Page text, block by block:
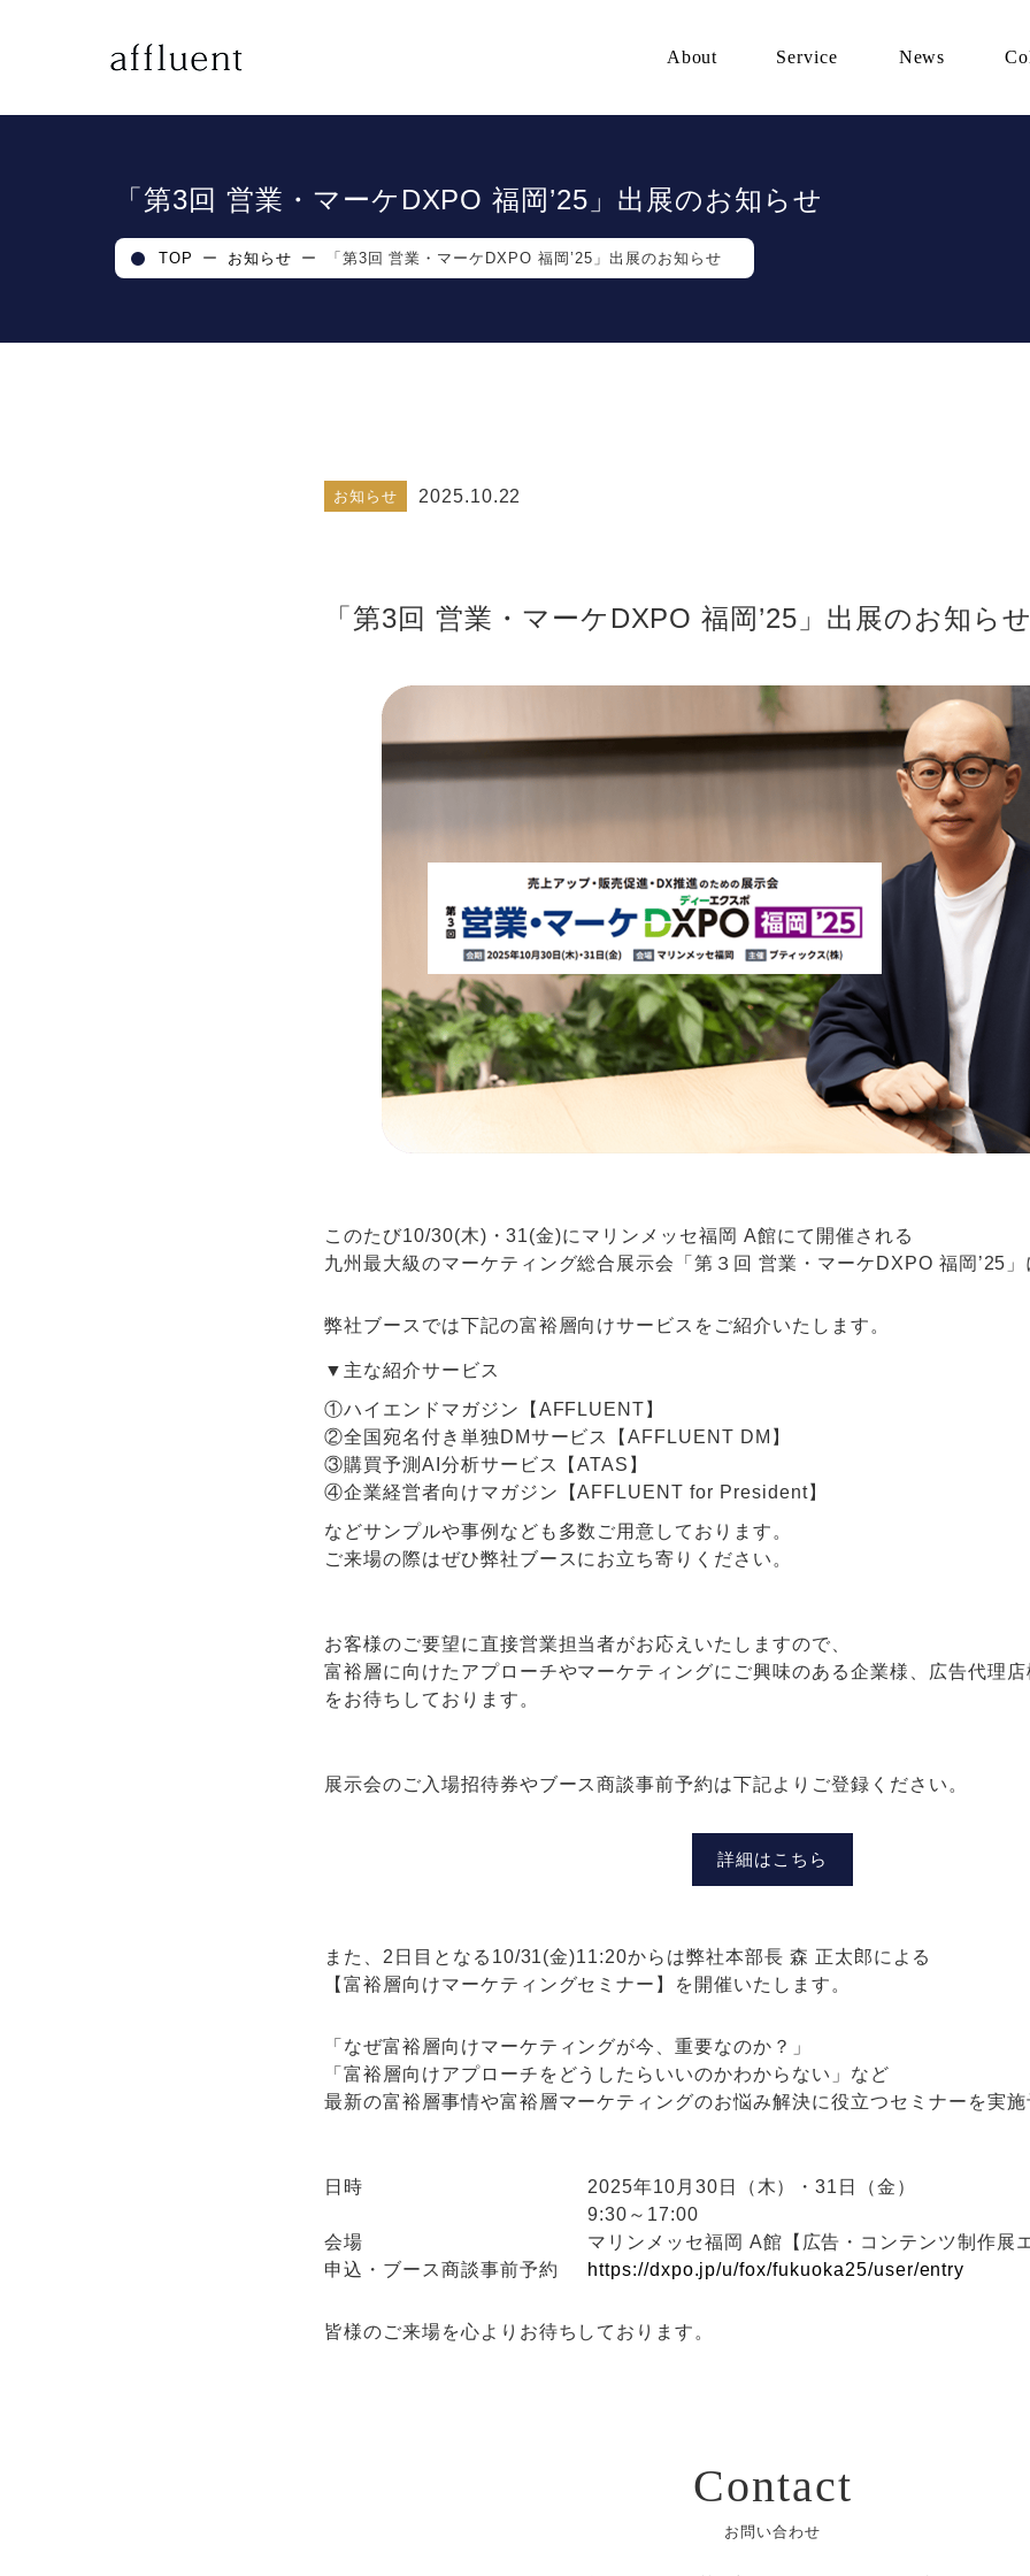
About Service News
「第3回 営業・マーケDXPO 福岡’25」出展のお知らせ
TOP ー お知らせ ー 「第3回 営業・マーケDXPO 福岡’25」出展のお知らせ
お知らせ 2025.10.22
「第3回 営業・マーケDXPO 福岡’25」出展のお知ら
このたび10/30(木)・31(金)にマリンメッセ福岡 A館にて開催される
九州最大級のマーケティング総合展示会「第３回 営業・マーケDXPO 福岡’25
弊社ブースでは下記の富裕層向けサービスをご紹介いたします。
▼主な紹介サービス
①ハイエンドマガジン【AFFLUENT】
②全国宛名付き単独DMサービス【AFFLUENT DM】
③購買予測AI分析サービス【ATAS】
④企業経営者向けマガジン【AFFLUENT for President】
などサンプルや事例なども多数ご用意しております。
ご来場の際はぜひ弊社ブースにお立ち寄りください。
お客様のご要望に直接営業担当者がお応えいたしますので、
富裕層に向けたアプローチやマーケティングにご興味のある企業様、広告代理
をお待ちしております。
展示会のご入場招待券やブース商談事前予約は下記よりご登録ください。
詳細はこちら
また、2日目となる10/31(金)11:20からは弊社本部長 森 正太郎による
【富裕層向けマーケティングセミナー】を開催いたします。
「なぜ富裕層向けマーケティングが今、重要なのか？」
「富裕層向けアプローチをどうしたらいいのかわからない」など
最新の富裕層事情や富裕層マーケティングのお悩み解決に役立つセミナーを実
日時
2025年10月30日（木）・31日（金）
9:30～17:00
会場
マリンメッセ福岡 A館【広告・コンテンツ制作展
申込・ブース商談事前予約
https://dxpo.jp/u/fox/fukuoka25/user/entry
皆様のご来場を心よりお待ちしております。
Contact
お問い合わせ